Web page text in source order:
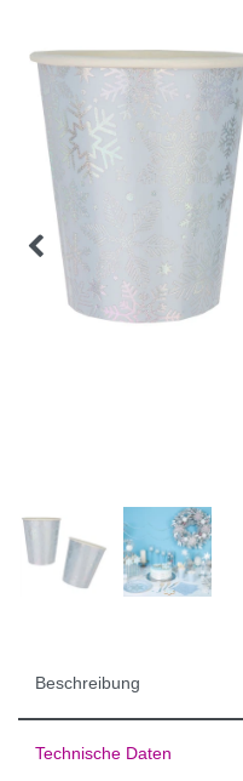
Beschreibung
Technische Daten